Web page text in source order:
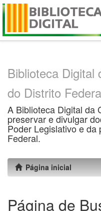
Skip
Biblioteca Digital
do Distrito
A Biblioteca Digital da
preservar e divulgar
Poder Legislativo e da
Federal.
Página inicial
Página de